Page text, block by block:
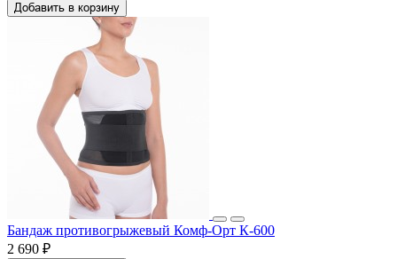
Добавить в корзину
Бандаж противогрыжевый Комф-Орт К-600
2 690 ₽